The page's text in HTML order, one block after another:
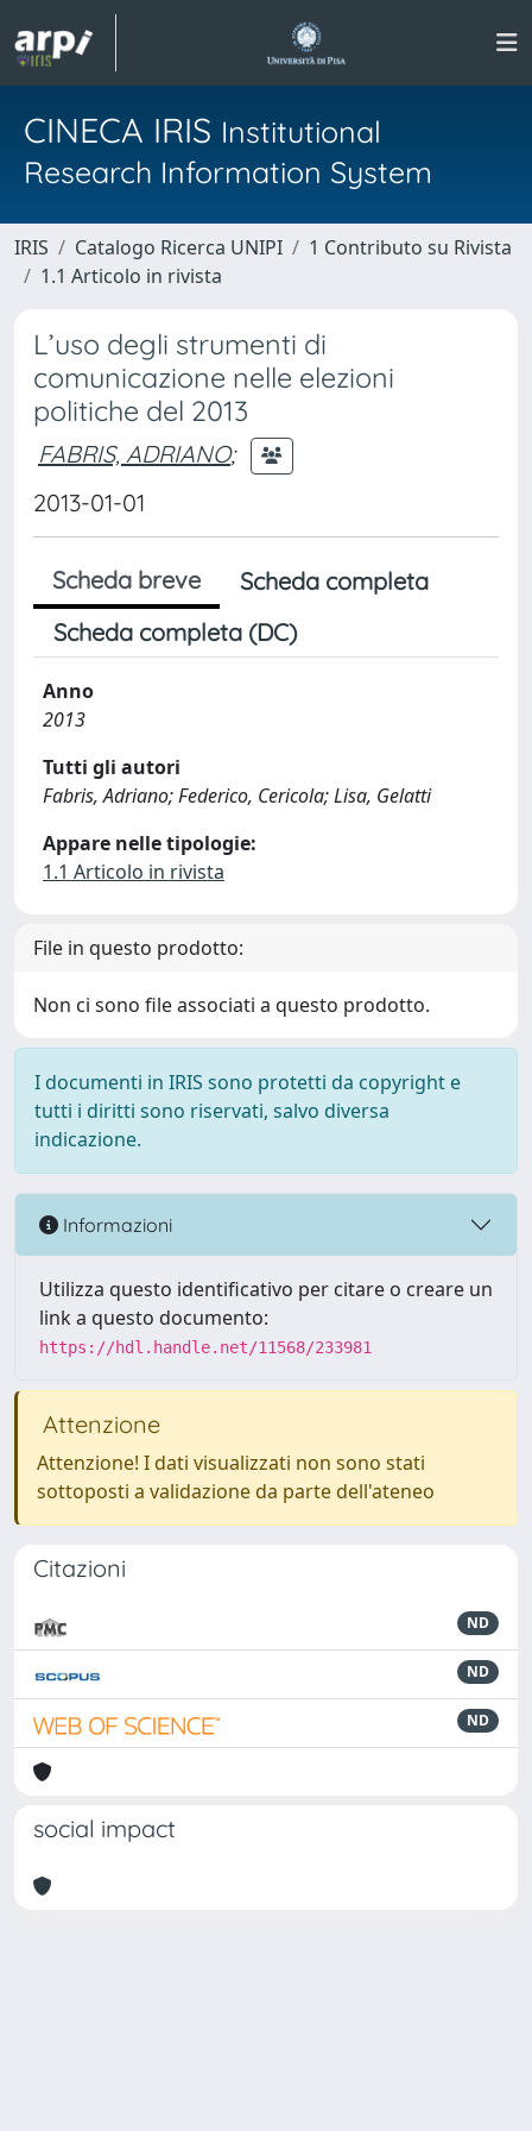
CINECA IRIS Institutional
Research Information System
IRIS Catalogo Ricerca UNIPI
1 Contributo su Rivista
1.1 Articolo in rivista
L’uso degli strumenti di
comunicazione nelle elezioni
politiche del 2013
FABRIS, ADRIANO;
2013-01-01
Scheda breve
Scheda completa
Scheda completa (DC)
Anno
2013
Tutti gli autori
Fabris, Adriano; Federico, Cericola; Lisa, Gelatti
Appare nelle tipologie:
1.1 Articolo in rivista
File in questo prodotto:
Non ci sono file associati a questo prodotto.
I documenti in IRIS sono protetti da copyright e
tutti i diritti sono riservati, salvo diversa
indicazione.
Informazioni
Utilizza questo identificativo per citare o creare un
link a questo documento:
https://hdl.handle.net/11568/233981
Attenzione
Attenzione! I dati visualizzati non sono stati
sottoposti a validazione da parte dell'ateneo
Citazioni
ND
ND
ND
social impact